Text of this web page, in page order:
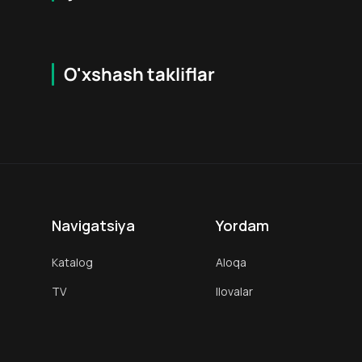
O'xshash takliflar
Navigatsiya
Katalog
TV
Yordam
Aloqa
Ilovalar